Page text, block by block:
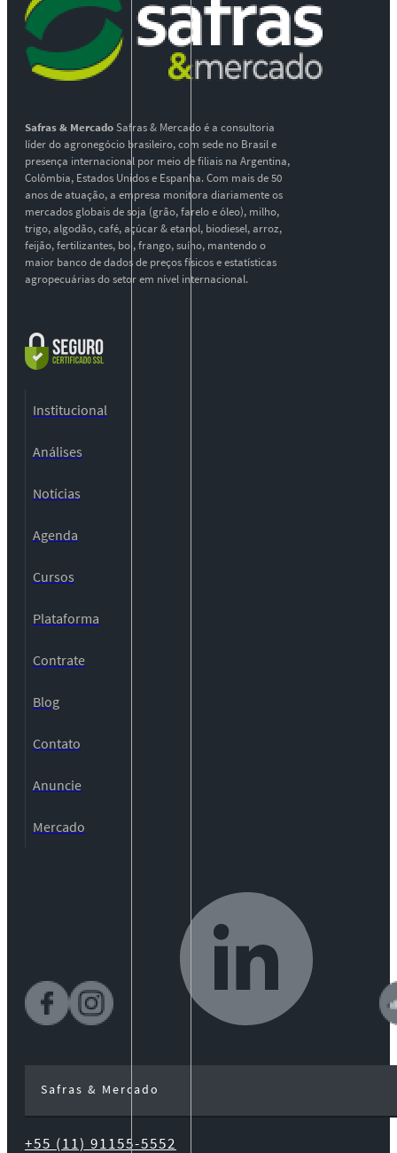
Safras & MercadoSafras & Mercado é a consultoria
líder do agronegócio brasileiro, com sede no Brasil e
presença internacional por meio de filiais na Argentina,
Colômbia, Estados Unidos e Espanha. Com mais de 50
anos de atuação, a empresa monitora diariamente os
mercados globais de soja (grão, farelo e óleo), milho,
trigo, algodão, café, açúcar & etanol, biodiesel, arroz,
feijão, fertilizantes, boi, frango, suíno, mantendo o
maior banco de dados de preços físicos e estatísticas
agropecuárias do setor em nível internacional.
Institucional
Análises
Notícias
Agenda
Cursos
Plataforma
Contrate
Blog
Contato
Anuncie
Mercado
Safras & Mercado
+55 (11) 91155-5552